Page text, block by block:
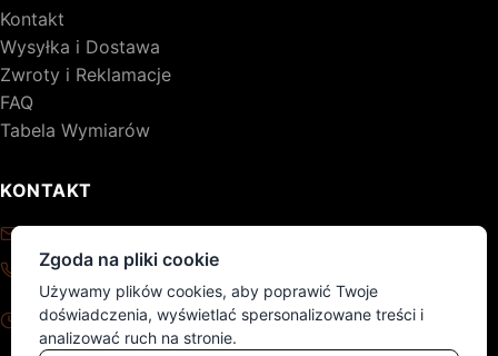
Kontakt
Wysyłka i Dostawa
Zwroty i Reklamacje
FAQ
Tabela Wymiarów
KONTAKT
kontakt@drewniane-meble.pl
+48 795 776 620
Pon - Pt: 8:00 - 17:00
Sob - Nd: nieczynne
Zgoda na pliki cookie
Używamy plików cookies, aby poprawić Twoje
doświadczenia, wyświetlać spersonalizowane treści i
analizować ruch na stronie.